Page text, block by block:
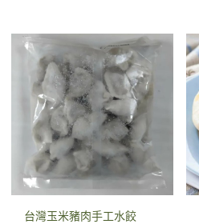
台灣玉米豬肉手工水餃